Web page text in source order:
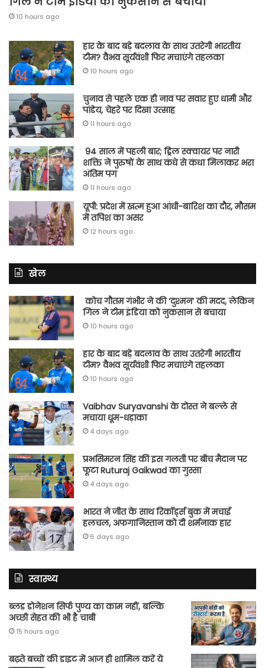
10 hours ago
हार के बाद बड़े बदलाव के साथ उतरेगी भारतीय
टीम? वैभव सूर्यवंशी फिर मचाएंगे तहलका
10 hours ago
चुनाव से पहले एक ही नाव पर सवार हुए धामी और
पांडेय, चेहरे पर दिखा उत्साह
11 hours ago
94 साल में पहली बार; ड्रिल स्क्वायर पर नारी
शक्ति ने पुरुषों के साथ कंधे से कंधा मिलाकर भरा
अंतिम पग
11 hours ago
यूपी: प्रदेश में खत्म हुआ आंधी-बारिश का दौर, मौसम
में तपिश का असर
12 hours ago
खेल
कोच गौतम गंभीर ने की ‘दुश्मन’ की मदद, लेकिन
गिल ने टीम इंडिया को नुकसान से बचाया
10 hours ago
हार के बाद बड़े बदलाव के साथ उतरेगी भारतीय
टीम? वैभव सूर्यवंशी फिर मचाएंगे तहलका
10 hours ago
Vaibhav Suryavanshi के दोस्त ने बल्ले से
मचाया धूम-धड़ाका
4 days ago
प्रभसिमरन सिंह की इस गलती पर बीच मैदान पर
फूटा Ruturaj Gaikwad का गुस्सा
4 days ago
भारत ने जीत के साथ रिकॉर्ड्स बुक में मचाई
हलचल, अफगानिस्तान को दी शर्मनाक हार
6 days ago
स्वास्थ्य
ब्लड डोनेशन सिर्फ पुण्य का काम नहीं, बल्कि
अच्छी सेहत की भी है चाबी
15 hours ago
बढ़ते बच्चों की डाइट में आज ही शामिल करें ये